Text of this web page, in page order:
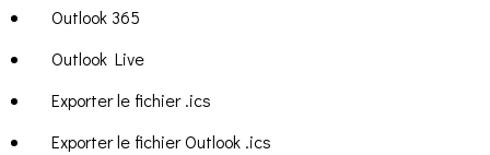
Outlook 365
Outlook Live
Exporter le fichier .ics
Exporter le fichier Outlook .ics